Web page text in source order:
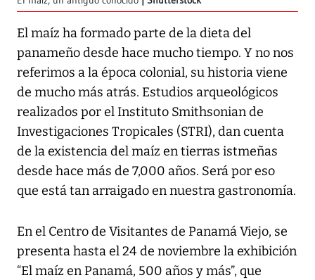
El maíz ha formado parte de la dieta del
panameño desde hace mucho tiempo. Y no nos
referimos a la época colonial, su historia viene
de mucho más atrás. Estudios arqueológicos
realizados por el Instituto Smithsonian de
Investigaciones Tropicales (STRI), dan cuenta
de la existencia del maíz en tierras istmeñas
desde hace más de 7,000 años. Será por eso
que está tan arraigado en nuestra gastronomía.
En el Centro de Visitantes de Panamá Viejo, se
presenta hasta el 24 de noviembre la exhibición
“El maíz en Panamá, 500 años y más”, que